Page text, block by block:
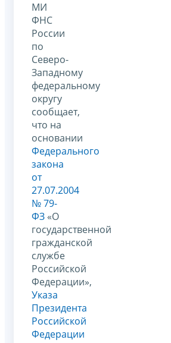
МИ
ФНС
России
по
Северо-
Западному
федеральному
округу
сообщает,
что на
основании
Федерального
закона
от
27.07.2004
№ 79-
ФЗ «О
государственной
гражданской
службе
Российской
Федерации»,
Указа
Президента
Российской
Федерации